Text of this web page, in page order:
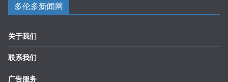
多伦多新闻网
关于我们
联系我们
广告服务